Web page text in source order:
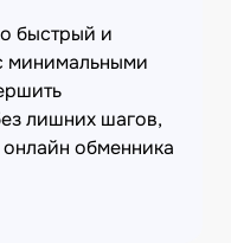
быстрый и
минимальными
лишних шагов,
обменника